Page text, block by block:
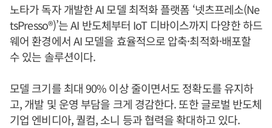
노타가 독자 개발한 AI 모델 최적화 플랫폼 ‘넷츠프레소(Ne
tsPresso®)’는 AI 반도체부터 IoT 디바이스까지 다양한 하드
웨어 환경에서 AI 모델을 효율적으로 압축·최적화·배포할
수 있는 솔루션이다.
모델 크기를 최대 90% 이상 줄이면서도 정확도를 유지하
고, 개발 및 운영 부담을 크게 경감한다. 또한 글로벌 반도체
기업 엔비디아, 퀄컴, 소니 등과 협력을 확대하고 있다.